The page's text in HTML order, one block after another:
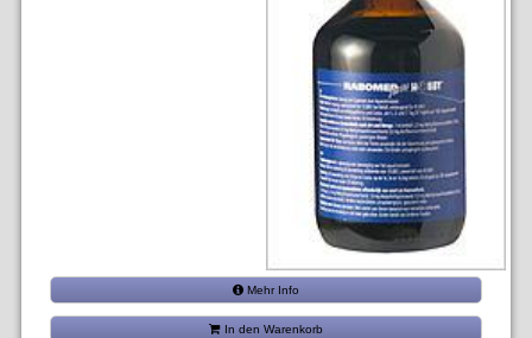
Mehr Info
In den Warenkorb